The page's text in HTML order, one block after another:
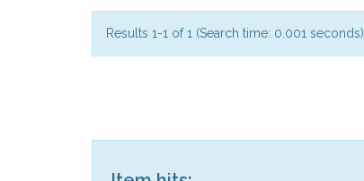
Results 1-1 of 1 (Search time: 0.001 seconds).